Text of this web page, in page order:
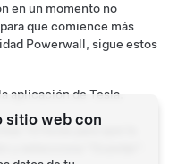
en un momento no
que comience más
Powerwall, sigue estos
aplicación de Tesla.
72 horas para que la
y selecciona "Guardar".
sitio web con